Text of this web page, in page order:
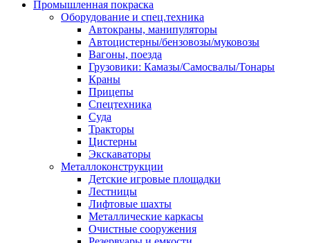
Промышленная покраска
Оборудование и спец.техника
Автокраны, манипуляторы
Автоцистерны/бензовозы/муковозы
Вагоны, поезда
Грузовики: Камазы/Самосвалы/Тонары
Краны
Прицепы
Спецтехника
Суда
Тракторы
Цистерны
Экскаваторы
Металлоконструкции
Детские игровые площадки
Лестницы
Лифтовые шахты
Металлические каркасы
Очистные сооружения